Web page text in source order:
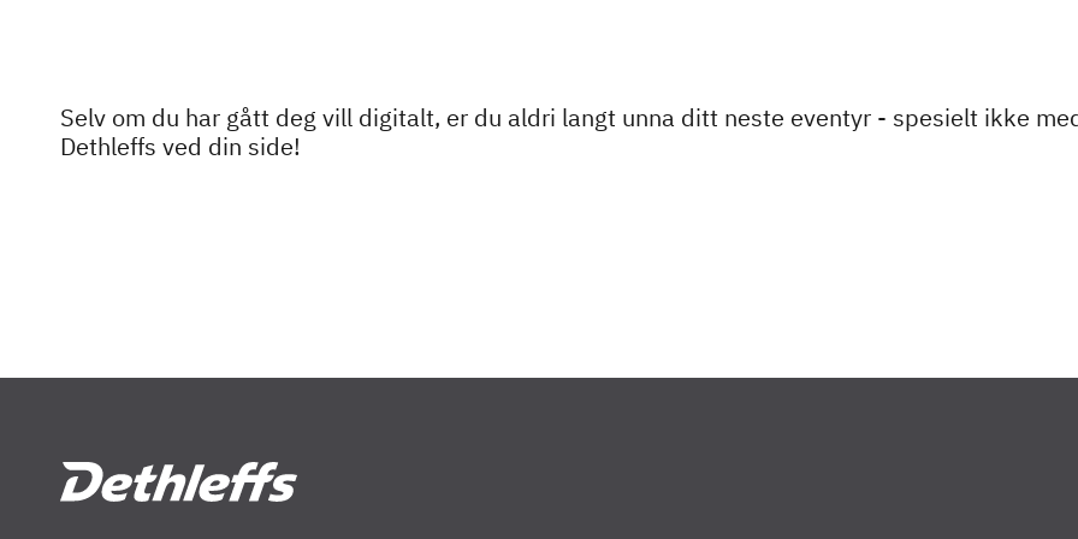
Selv om du har gått deg vill digitalt, er du aldri langt unna ditt neste eventyr - spesielt ikke
Dethleffs ved din side!